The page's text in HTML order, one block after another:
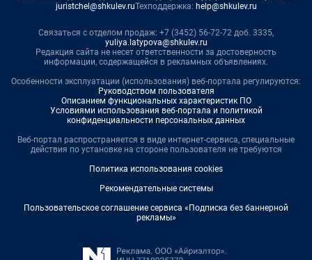
juristchel@shkulev.ruТехподдержка: help@shkulev.ru
Связаться с отделом продаж: +7 (3452) 56-72-72 доб. 3335,
yuliya.latypova@shkulev.ru
Редакция сайта не несет ответственности за достоверность
информации, содержащейся в рекламных объявлениях.
Особенности эксплуатации (использования) веб-портала регулируются:
Руководством пользователя
Описанием функциональных характеристик ПО
Условиями использования веб-портала и политикой
конфиденциальности персональных данных
Веб-портал распространяется в виде интернет-сервиса, специальные
действия по установке на стороне пользователя не требуются
Политика использования cookies
Рекомендательные системы
Пользовательское соглашение сервиса «Подписка без баннерной
рекламы»